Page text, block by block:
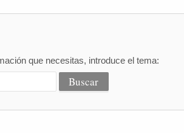
que necesitas, introduce el tema: